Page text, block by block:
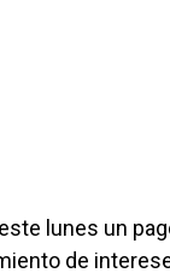
lunes un
de